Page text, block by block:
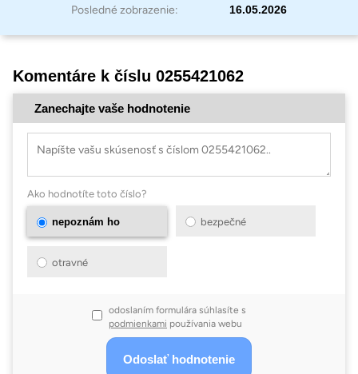
Posledné zobrazenie: 16.05.2026
Komentáre k číslu 0255421062
Zanechajte vaše hodnotenie
Ako hodnotíte toto číslo?
nepoznám ho bezpečné
otravné
odoslaním formulára súhlasíte s
podmienkami používania webu